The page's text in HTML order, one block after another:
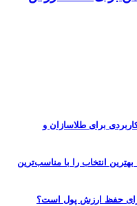
برای طلاسازان و
انتخاب را با مناسب‌ترین
برای حفظ ارزش پول است؟